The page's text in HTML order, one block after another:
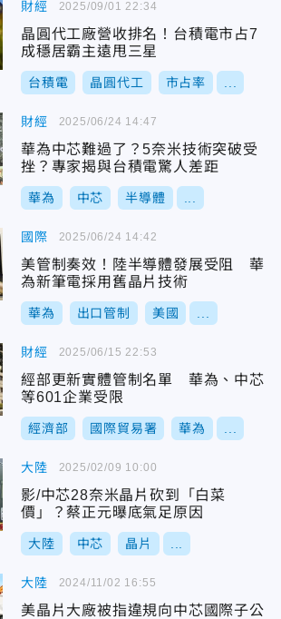
財經
晶圓代工廠營收排名！台積電市占7
成穩居霸主遠甩三星
台積電 晶圓代工 市占率
2025/09/01 22:34
財經
華為中芯難過了？5奈米技術突破受
挫？專家揭與台積電驚人差距
華為 中芯 半導體
2025/06/24 14:47
國際
美管制奏效！陸半導體發展受阻 華
為新筆電採用舊晶片技術
華為 出口管制 美國
2025/06/24 14:42
財經
經部更新實體管制名單 華為、中芯
等601企業受限
經濟部 國際貿易署 華為
2025/06/15 22:53
大陸
影/中芯28奈米晶片砍到「白菜
價」？蔡正元曝底氣足原因
大陸 中芯 晶片
2025/02/09 10:00
大陸
美晶片大廠被指違規向中芯國際子公
2024/11/02 16:55